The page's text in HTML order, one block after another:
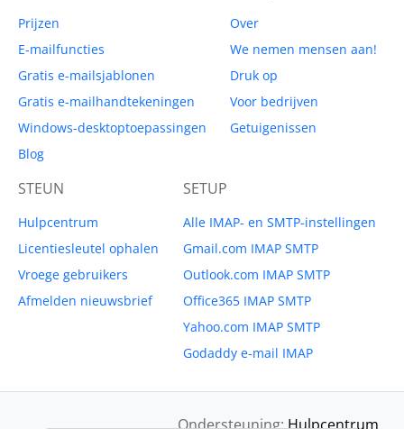
Prijzen
E-mailfuncties
Gratis e-mailsjablonen
Gratis e-mailhandtekeningen
Windows-desktoptoepassingen
Blog
Over
We nemen mensen aan!
Druk op
Voor bedrijven
Getuigenissen
STEUN
Hulpcentrum
Licentiesleutel ophalen
Vroege gebruikers
Afmelden nieuwsbrief
SETUP
Alle IMAP- en SMTP-instellingen
Gmail.com IMAP SMTP
Outlook.com IMAP SMTP
Office365 IMAP SMTP
Yahoo.com IMAP SMTP
Godaddy e-mail IMAP
Ondersteuning:Hulpcentrum